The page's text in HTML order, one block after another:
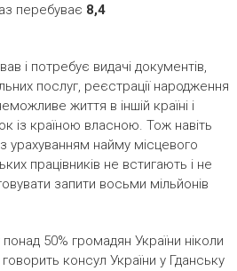
перебуває 8,4
і потребує видачі документів,
послуг, реєстрації народження
життя в іншій країні і
із країною власною. Тож навіть
урахуванням найму місцевого
працівників не встигають і не
запити восьми мільйонів
50% громадян України ніколи
консул України у Гданську